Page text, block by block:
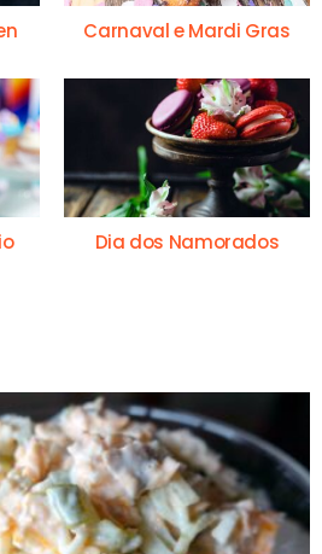
Carnaval e Mardi Gras
Dia dos Namorados